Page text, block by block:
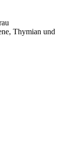
Thymian und